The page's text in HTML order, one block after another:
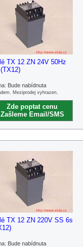
TX 12 ZN 24V 50Hz
Bude nabídnuta
Meziprodej vyhrazen.
Zde poptat cenu
Zašleme Email/SMS
TX 12 ZN 220V SS 6s
Bude nabídnuta